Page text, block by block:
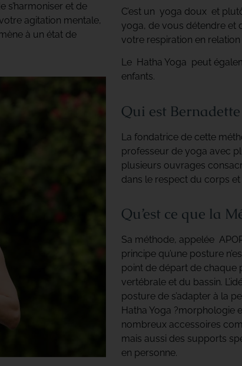
s’harmoniser et de
agitation mentale,
à un état de
C’est un yoga doux et
yoga, de vous détendre et
votre respiration en relation
Le Hatha Yoga peut
enfants.
Qui est
La fondatrice de cette
professeur de yoga avec
plusieurs ouvrages
dans le respect du corps et
Qu’est ce que la
Sa méthode, appelée
principe qu’une posture
point de départ de chaque
vertébrale et du bassin.
posture de s’adapter à la
Hatha Yoga ?morphologie
nombreux accessoires
mais aussi des supports
en personne.